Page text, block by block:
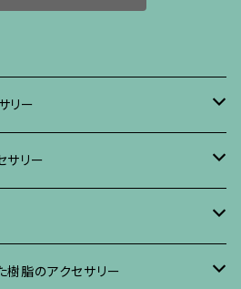
リー
サリー
樹脂のアクセサリー